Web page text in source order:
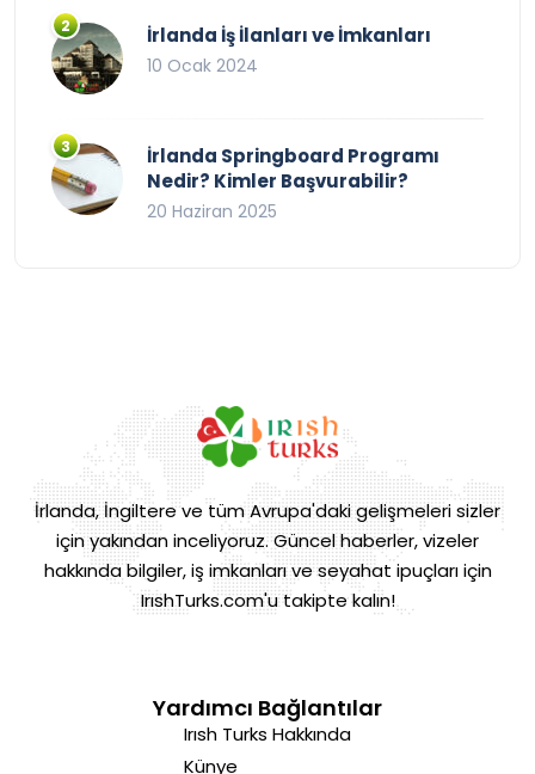
İrlanda İş İlanları ve İmkanları
10 Ocak 2024
İrlanda Springboard Programı
Nedir? Kimler Başvurabilir?
20 Haziran 2025
İrlanda, İngiltere ve tüm Avrupa'daki gelişmeleri sizler
için yakından inceliyoruz. Güncel haberler, vizeler
hakkında bilgiler, iş imkanları ve seyahat ipuçları için
IrıshTurks.com'u takipte kalın!
Yardımcı Bağlantılar
Irısh Turks Hakkında
Künye